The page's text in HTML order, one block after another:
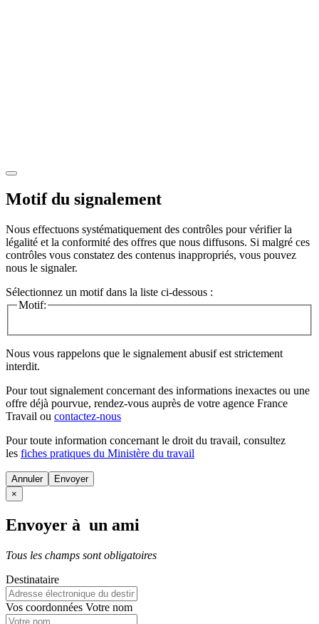
Motif du signalement
Nous effectuons systématiquement des contrôles pour vérifier la
légalité et la conformité des offres que nous diffusons. Si malgré ces
contrôles vous constatez des contenus inappropriés, vous pouvez
nous le signaler.
Sélectionnez un motif dans la liste ci-dessous :
Motif:
Nous vous rappelons que le signalement abusif est strictement
interdit.
Pour tout signalement concernant des informations inexactes ou une
offre déjà pourvue, rendez-vous auprès de votre agence France
Travail ou contactez-nous
Pour toute information concernant le droit du travail, consultez
les fiches pratiques du Ministère du travail
Annuler
×
Envoyer à un ami
Tous les champs sont obligatoires
Destinataire
Vos coordonnées Votre nom